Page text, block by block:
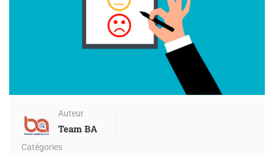
Auteur
Team BA
Catégories